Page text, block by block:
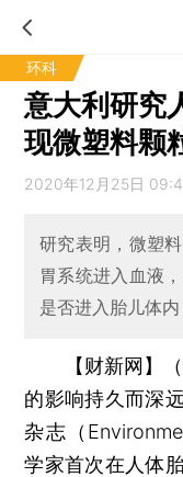
环科
意大利研究
现微塑料颗
2020年12月25日
研究表明，微塑
胃系统进入血液
是否进入胎儿体
【财新网】
的影响持久而深
杂志（
学家首次在人体